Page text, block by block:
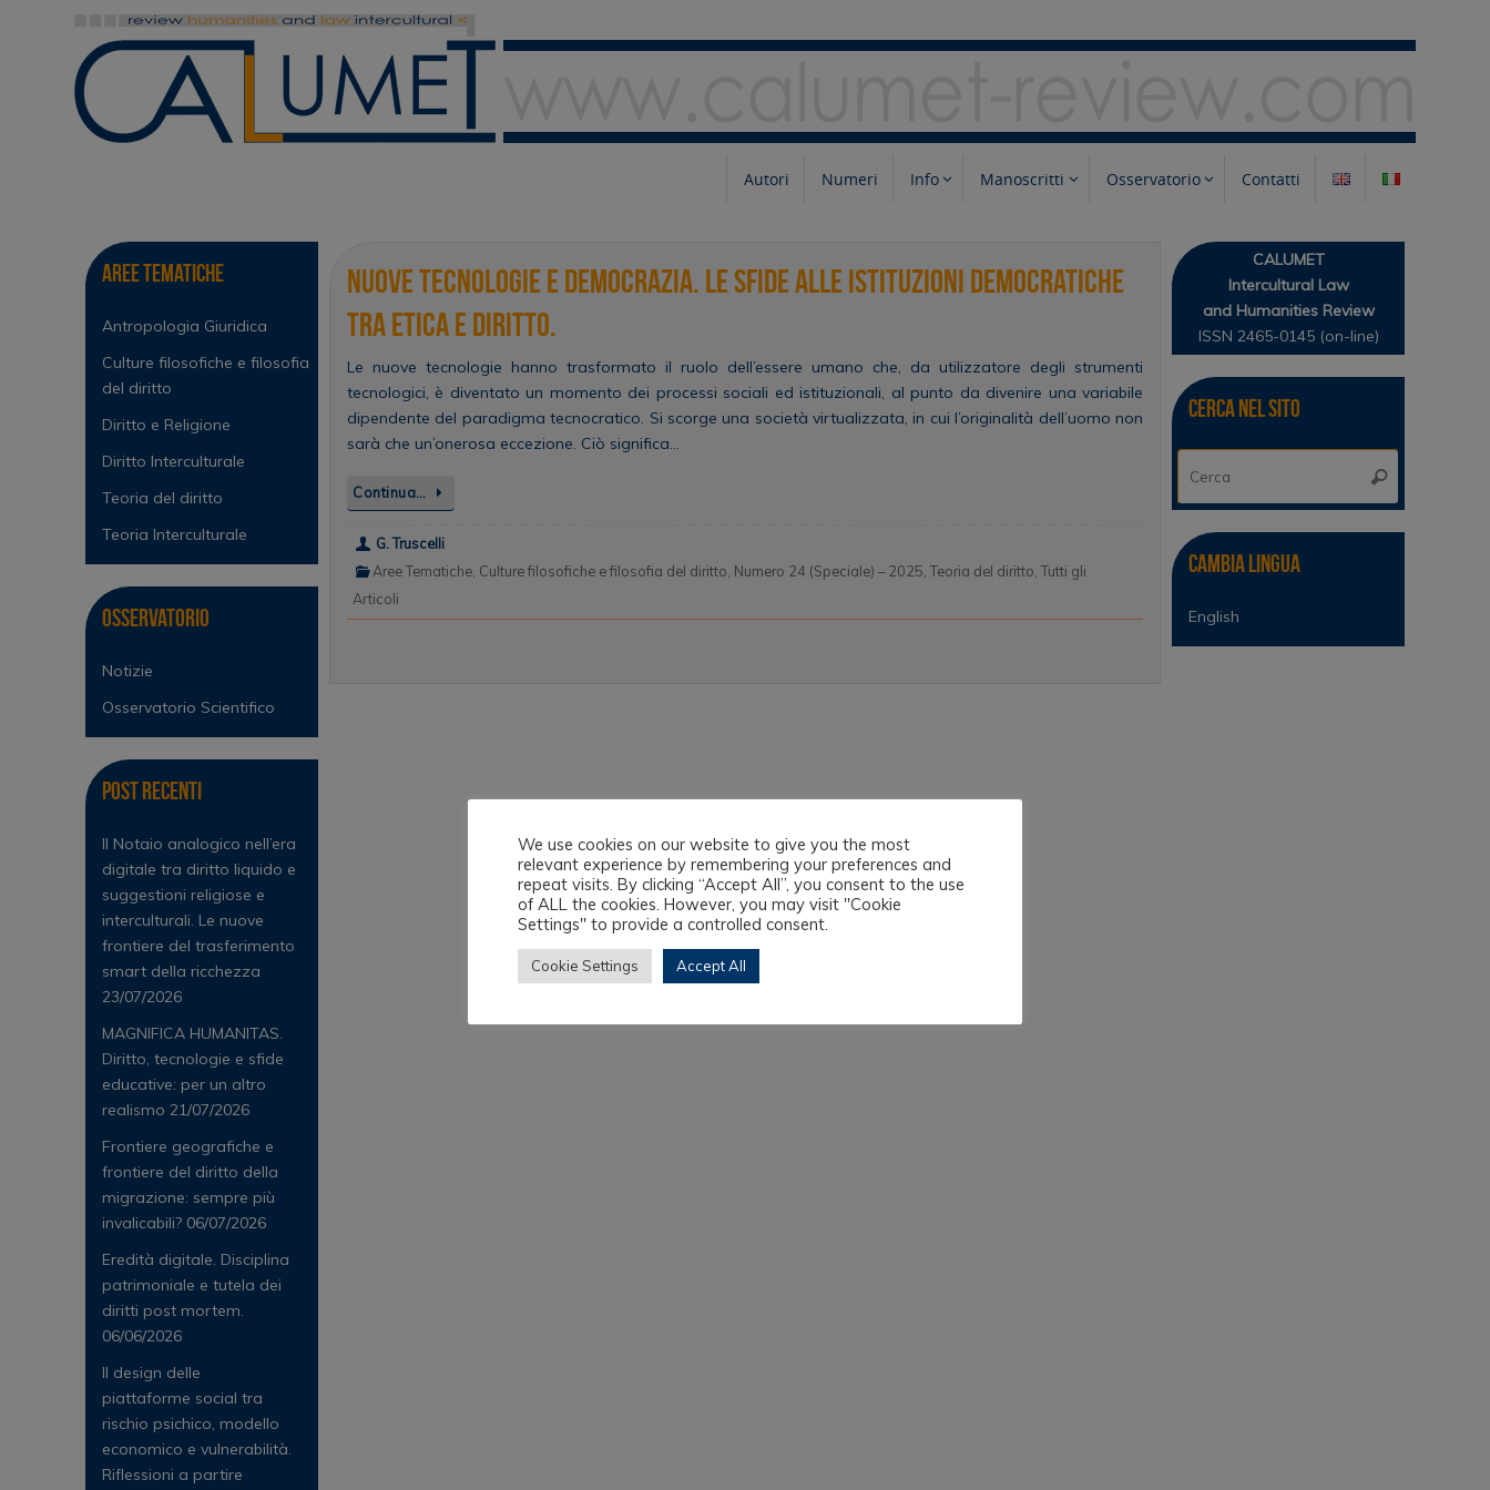
Autori Numeri Info Manoscritti Osservatorio Contatti
Nuove tecnologie e democrazia. Le sfide alle istituzioni democratiche
tra etica e diritto.
Le nuove tecnologie hanno trasformato il ruolo dell’essere umano che, da utilizzatore degli strumenti
tecnologici, è diventato un momento dei processi sociali ed istituzionali, al punto da divenire una variabile
dipendente del paradigma tecnocratico. Si scorge una società virtualizzata, in cui l’originalità dell’uomo non
sarà che un’onerosa eccezione. Ciò significa…
Continua…
G. Truscelli
Aree Tematiche, Culture filosofiche e filosofia del diritto, Numero 24 (Speciale) – 2025,Teoria del diritto,Tutti gli
Articoli
Aree tematiche
Antropologia Giuridica
Culture filosofiche e filosofia
del diritto
Diritto e Religione
Diritto Interculturale
Teoria del diritto
Teoria Interculturale
Osservatorio
Notizie
Osservatorio Scientifico
Post Recenti
Il Notaio analogico nell’era
digitale tra diritto liquido e
suggestioni religiose e
interculturali. Le nuove
frontiere del trasferimento
smart della ricchezza
23/07/2026
MAGNIFICA HUMANITAS.
Diritto, tecnologie e sfide
educative: per un altro
realismo 21/07/2026
Frontiere geografiche e
frontiere del diritto della
migrazione: sempre più
invalicabili? 06/07/2026
Eredità digitale. Disciplina
patrimoniale e tutela dei
diritti post mortem.
06/06/2026
Il design delle
piattaforme social tra
rischio psichico, modello
economico e vulnerabilità.
Riflessioni a partire
CALUMET
Intercultural Law
and Humanities Review
ISSN 2465-0145 (on-line)
Cerca nel sito
Cerca
Cambia lingua
English
We use cookies on our website to give you the most
relevant experience by remembering your preferences and
repeat visits. By clicking “Accept All”, you consent to the use
of ALL the cookies. However, you may visit "Cookie
Settings" to provide a controlled consent.
Cookie Settings Accept All